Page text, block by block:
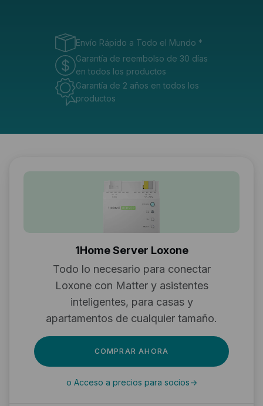
Envío Rápido a Todo el Mundo *
Garantía de reembolso de 30 días
en todos los productos
Garantía de 2 años en todos los
productos
1Home Server Loxone
Todo lo necesario para conectar
Loxone con Matter y asistentes
inteligentes, para casas y
apartamentos de cualquier tamaño.
COMPRAR AHORA
o Acceso a precios para socios->